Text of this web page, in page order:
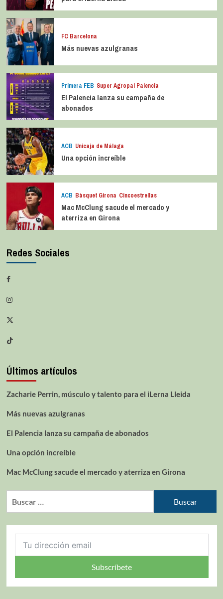
FC Barcelona
Más nuevas azulgranas
Primera FEB Super Agropal Palencia
El Palencia lanza su campaña de
abonados
ACB Unicaja de Málaga
Una opción increíble
ACB Bàsquet Girona Cincoestrellas
Mac McClung sacude el mercado y
aterriza en Girona
Redes Sociales
Últimos artículos
Zacharie Perrin, músculo y talento para el iLerna Lleida
Más nuevas azulgranas
El Palencia lanza su campaña de abonados
Una opción increíble
Mac McClung sacude el mercado y aterriza en Girona
Subscríbete